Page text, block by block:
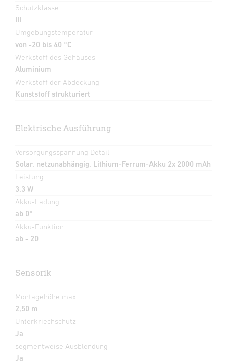
Schutzklasse
III
Umgebungstemperatur
von -20 bis 40 °C
Werkstoff des Gehäuses
Aluminium
Werkstoff der Abdeckung
Kunststoff strukturiert
Elektrische Ausführung
Versorgungsspannung Detail
Solar, netzunabhängig, Lithium-Ferrum-Akku 2x 2000 mAh
Leistung
3,3 W
Akku-Ladung
ab 0°
Akku-Funktion
ab - 20
Sensorik
Montagehöhe max
2,50 m
Unterkriechschutz
Ja
segmentweise Ausblendung
Ja